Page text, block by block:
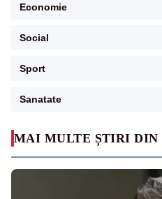
MAI MULTE ȘTIRI DIN
Economie
Social
Sport
Sanatate